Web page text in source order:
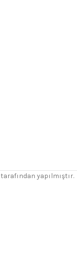
tarafından yapılmıştır.